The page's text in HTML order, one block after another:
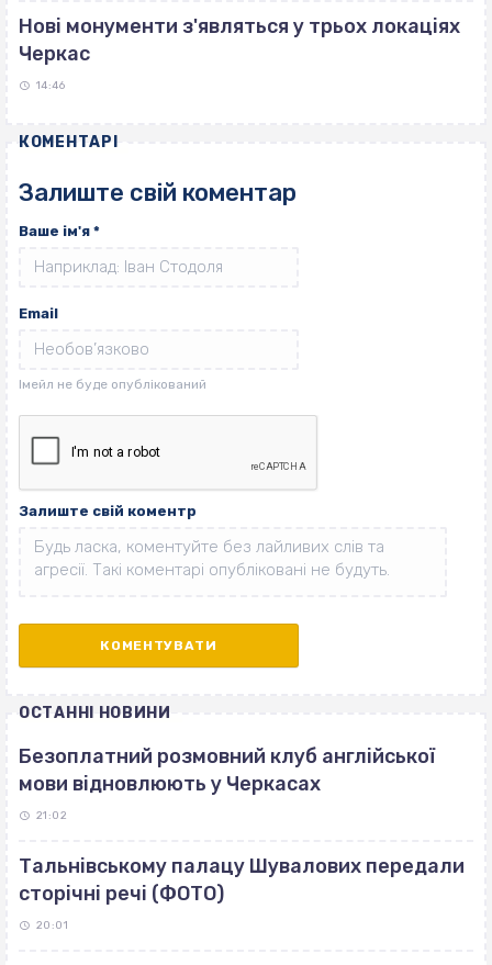
Нові монументи з'являться у трьох локаціях
Черкас
14:46
КОМЕНТАРІ
Залиште свій коментар
Ваше ім'я *
Email
Залиште свій коментр
ОСТАННІ НОВИНИ
Безоплатний розмовний клуб англійської
мови відновлюють у Черкасах
21:02
Тальнівському палацу Шувалових передали
сторічні речі (ФОТО)
20:01